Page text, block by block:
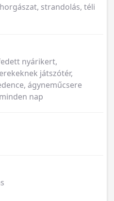
játszótér,
ágyneműcsere
nap